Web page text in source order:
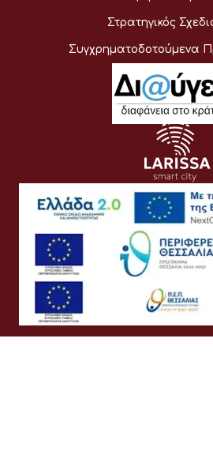
Στρατηγικός
Συγχρηματοδοτούμενα